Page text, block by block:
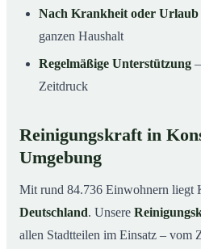
Nach Krankheit oder Urlaub
ganzen Haushalt
Regelmäßige Unterstützung
Zeitdruck
Reinigungskraft in
Umgebung
Mit rund 84.736 Einwohnern liegt
Deutschland. Unsere
allen Stadtteilen im Einsatz – vom